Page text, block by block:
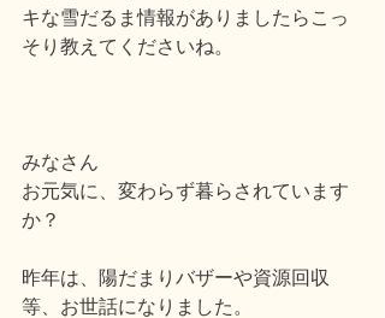
キな雪だるま情報がありましたらこっ
そり教えてくださいね。
みなさん
お元気に、変わらず暮らされています
か？
昨年は、陽だまりバザーや資源回収
等、お世話になりました。